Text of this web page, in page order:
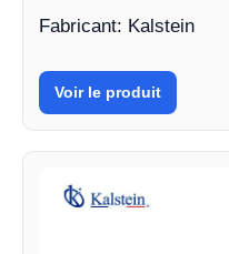
Fabricant: Kalstein
Voir le produit